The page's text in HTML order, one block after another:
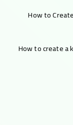
How to
How to create a